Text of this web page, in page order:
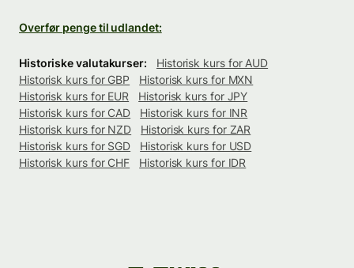
Overfør penge til udlandet:
Historiske valutakurser:
Historisk kurs for AUD
Historisk kurs for GBP
Historisk kurs for MXN
Historisk kurs for EUR
Historisk kurs for JPY
Historisk kurs for CAD
Historisk kurs for INR
Historisk kurs for NZD
Historisk kurs for ZAR
Historisk kurs for SGD
Historisk kurs for USD
Historisk kurs for CHF
Historisk kurs for IDR